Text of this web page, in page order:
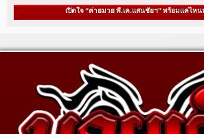
เปิดใจ “ค่ายมวย พี.เค.แสนชัยฯ” พร้อมแค่ไห